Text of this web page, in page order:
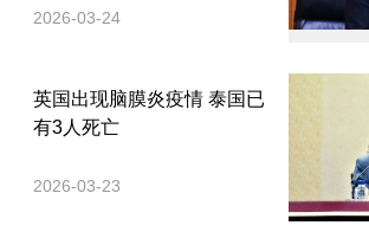
2026-03-24
英国出现脑膜炎疫情 泰国已
有3人死亡
2026-03-23